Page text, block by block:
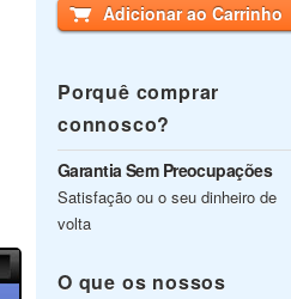
Adicionar ao Carrinho
Porquê comprar
connosco?
Garantia Sem Preocupações
Satisfação ou o seu dinheiro de
volta
O que os nossos